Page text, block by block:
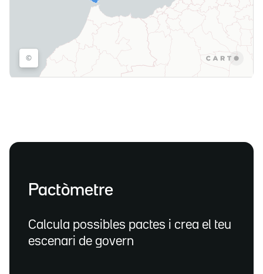
Pactòmetre
Calcula possibles pactes i crea el teu
escenari de govern